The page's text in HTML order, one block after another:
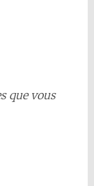
que vous